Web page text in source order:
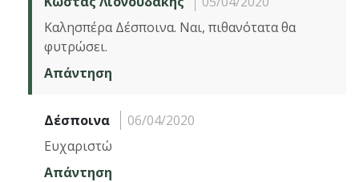
Καλησπέρα Δέσποινα. Ναι, πιθανότατα θα
φυτρώσει.
Απάντηση
Δέσποινα
06/04/2020
Ευχαριστώ
Απάντηση